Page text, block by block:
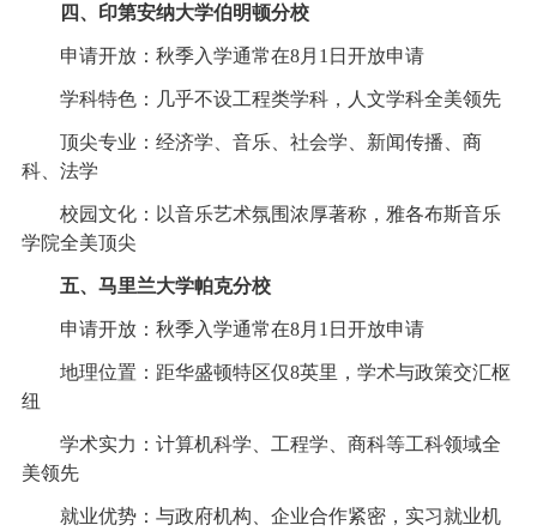
四、印第安纳大学伯明顿分校
申请开放：秋季入学通常在8月1日开放申请
学科特色：几乎不设工程类学科，人文学科全美领先
顶尖专业：经济学、音乐、社会学、新闻传播、商
科、法学
校园文化：以音乐艺术氛围浓厚著称，雅各布斯音乐
学院全美顶尖
五、马里兰大学帕克分校
申请开放：秋季入学通常在8月1日开放申请
地理位置：距华盛顿特区仅8英里，学术与政策交汇枢
纽
学术实力：计算机科学、工程学、商科等工科领域全
美领先
就业优势：与政府机构、企业合作紧密，实习就业机